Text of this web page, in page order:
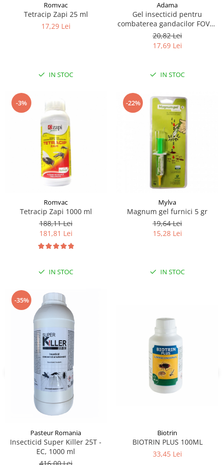
Romvac
Tetracip Zapi 25 ml
17,29 Lei
IN STOC
Adama
Gel insecticid pentru
combaterea gandacilor FOVAL
5G
20,82 Lei
17,69 Lei
IN STOC
-3%
Romvac
Tetracip Zapi 1000 ml
188,11 Lei
181,81 Lei
IN STOC
-22%
Mylva
Magnum gel furnici 5 gr
19,64 Lei
15,28 Lei
IN STOC
-35%
Pasteur Romania
Insecticid Super Killer 25T -
EC, 1000 ml
Biotrin
BIOTRIN PLUS 100ML
33,45 Lei